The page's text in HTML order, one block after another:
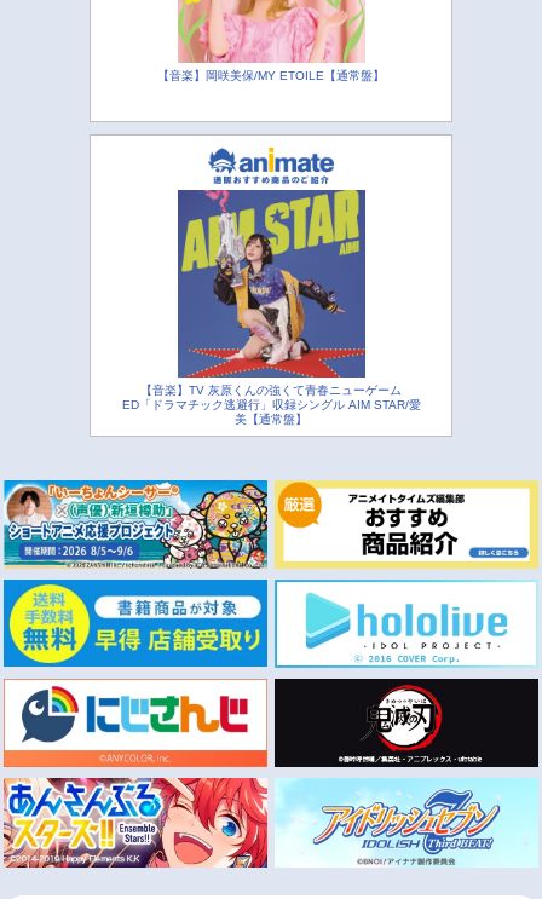
【音楽】岡咲美保/MY ETOILE【通常盤】
【音楽】TV 灰原くんの強くて青春ニューゲーム
ED「ドラマチック逃避行」収録シングル AIM STAR/愛
美【通常盤】